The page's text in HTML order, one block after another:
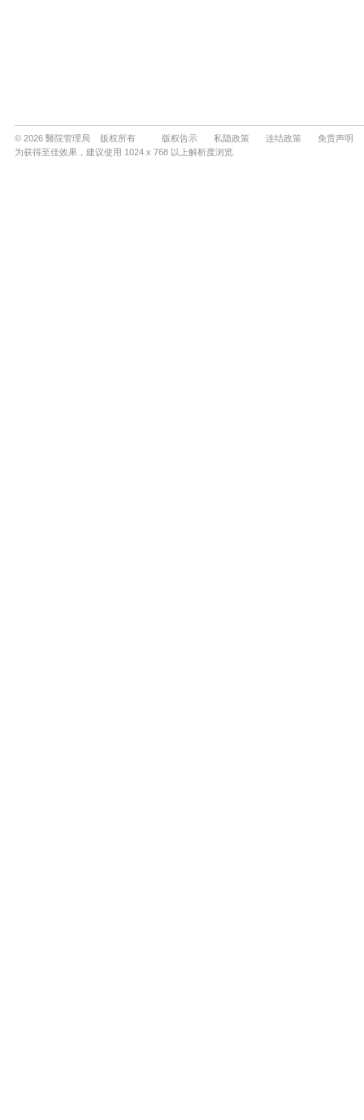
© 2026 醫院管理局 版权所有 版权告示 私隐政策 连结政策
免责声明
为获得至佳效果，建议使用 1024 x 768 以上解析度浏览